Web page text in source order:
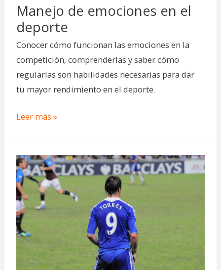
Manejo de emociones en el
deporte
Conocer cómo funcionan las emociones en la
competición, comprenderlas y saber cómo
regularlas son habilidades necesarias para dar
tu mayor rendimiento en el deporte.
Leer más »
Retirada
deportiva:
consecuencias
psicológicas
y
como
prevenirlas